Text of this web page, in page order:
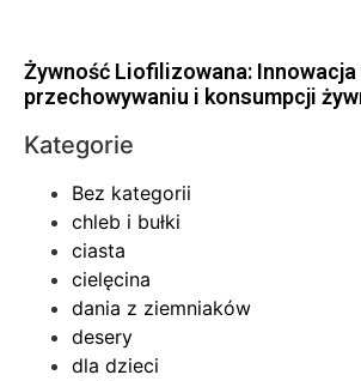
Żywność Liofilizowana: Innowacja
przechowywaniu i konsumpcji
Kategorie
Bez kategorii
chleb i bułki
ciasta
cielęcina
dania z ziemniaków
desery
dla dzieci